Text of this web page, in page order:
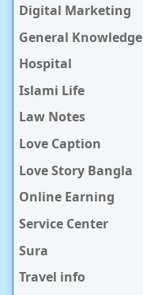
Digital Marketing
General Knowledge
Hospital
Islami Life
Law Notes
Love Caption
Love Story Bangla
Online Earning
Service Center
Sura
Travel info